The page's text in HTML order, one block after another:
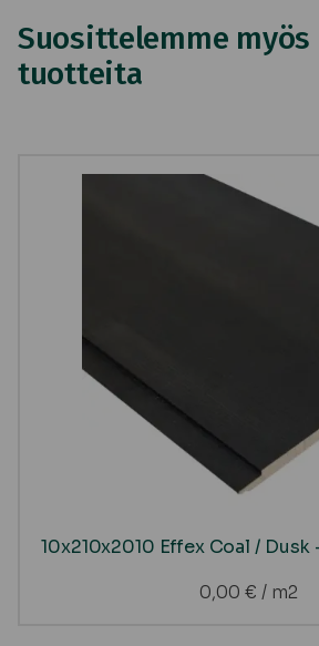
Suosittelemme
tuotteita
10x210x2010 Effex Coal / Dusk
0,00 € / m2